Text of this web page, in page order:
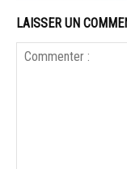
LAISSER UN